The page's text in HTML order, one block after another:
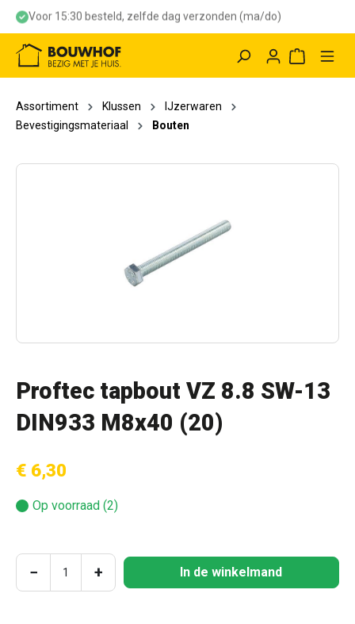
Voor 15:30 besteld, zelfde dag verzonden (ma/do)
Assortiment Klussen
IJzerwaren
Bevestigingsmateriaal
Bouten
Proftec tapbout VZ 8.8 SW-13
DIN933 M8x40 (20)
€ 6,30
Op voorraad (2)
Producthoeveelheid: Voer de gewenste
− + In de winkelmand